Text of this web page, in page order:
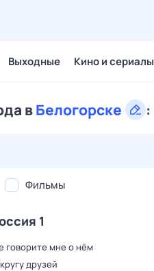
Выходные Кино и сериалы
вБелогорске :
Фильмы
1
говорите мне о нём
друзей